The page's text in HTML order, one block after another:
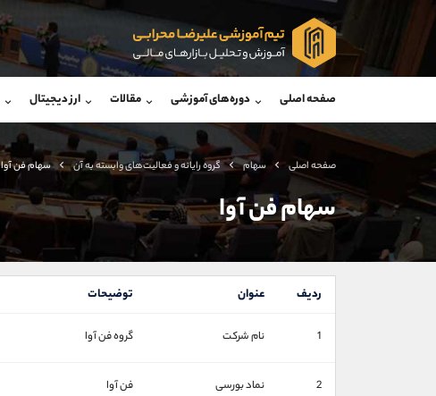
صفحه اصلی دوره‌های آموزشی مقالات ارز دیجیتال
صفحه اصلی سهام گروه رايانه و فعاليت‌های وابسته به آن سهام فن آوا
سهام فن آوا
ردیف عنوان توضیحات
1 نام شرکت گروه فن آوا
2 نماد بورسی فن آوا
واتساپ شروع گفتگو
@Armteam_admin_103
داخلی 103
واتساپ
تلگرام
اطلاعات تماس (دفتر فروش)
تلفن
بدون پیش شماره